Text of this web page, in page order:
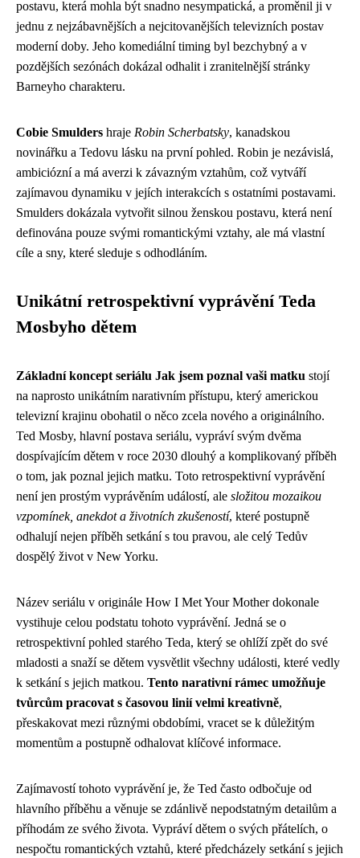
postavu, která mohla být snadno nesympatická, a proměnil ji v
jednu z nejzábavnějších a nejcitovanějších televizních postav
moderní doby. Jeho komediální timing byl bezchybný a v
pozdějších sezónách dokázal odhalit i zranitelnější stránky
Barneyho charakteru.
Cobie Smulders hraje Robin Scherbatsky, kanadskou
novinářku a Tedovu lásku na první pohled. Robin je nezávislá,
ambiciózní a má averzi k závazným vztahům, což vytváří
zajímavou dynamiku v jejích interakcích s ostatními postavami.
Smulders dokázala vytvořit silnou ženskou postavu, která není
definována pouze svými romantickými vztahy, ale má vlastní
cíle a sny, které sleduje s odhodláním.
Unikátní retrospektivní vyprávění Teda
Mosbyho dětem
Základní koncept seriálu Jak jsem poznal vaši matku stojí
na naprosto unikátním narativním přístupu, který americkou
televizní krajinu obohatil o něco zcela nového a originálního.
Ted Mosby, hlavní postava seriálu, vypráví svým dvěma
dospívajícím dětem v roce 2030 dlouhý a komplikovaný příběh
o tom, jak poznal jejich matku. Toto retrospektivní vyprávění
není jen prostým vyprávěním událostí, ale složitou mozaikou
vzpomínek, anekdot a životních zkušeností, které postupně
odhalují nejen příběh setkání s tou pravou, ale celý Tedův
dospělý život v New Yorku.
Název seriálu v originále How I Met Your Mother dokonale
vystihuje celou podstatu tohoto vyprávění. Jedná se o
retrospektivní pohled starého Teda, který se ohlíží zpět do své
mladosti a snaží se dětem vysvětlit všechny události, které vedly
k setkání s jejich matkou. Tento narativní rámec umožňuje
tvůrcům pracovat s časovou linií velmi kreativně,
přeskakovat mezi různými obdobími, vracet se k důležitým
momentům a postupně odhalovat klíčové informace.
Zajímavostí tohoto vyprávění je, že Ted často odbočuje od
hlavního příběhu a věnuje se zdánlivě nepodstatným detailům a
příhodám ze svého života. Vypráví dětem o svých přátelích, o
nespočtu romantických vztahů, které předcházely setkání s jejich